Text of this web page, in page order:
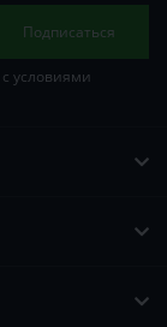
Подписаться
условиями